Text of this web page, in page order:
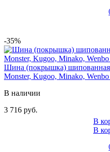
-35%
Шина (покрышка) шипованная
Monster, Kugoo, Minako, Wenbo
В наличии
3 716 руб.
В
В